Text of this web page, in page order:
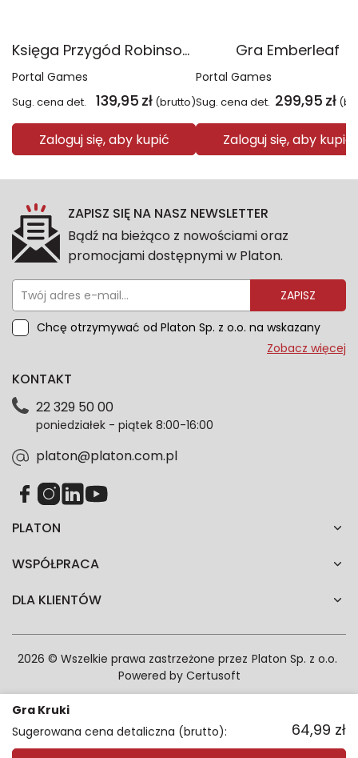
Księga Przygód Robinson Crusoe
Portal Games
Sug. cena det. 139,95 zł (brutto)
Zaloguj się, aby kupić
Gra Emberleaf
Portal Games
Sug. cena det. 299,95 zł
Zaloguj się, aby kupić
Gra Kruki
Sugerowana cena detaliczna (brutto):
64,99 zł
ZAPISZ SIĘ NA NASZ NEWSLETTER
Bądź na bieżąco z nowościami oraz
promocjami dostępnymi w Platon.
ZAPISZ
Chcę otrzymywać od Platon Sp. z o.o. na wskazany
przeze mnie adres e-mail informacje marketingowe
dotyczące danych osobowych znajdziesz w naszej
każdym czasie. Wycofanie zgody nie wpłynie na
zgodność z prawem przetwarzania dokonanego przed
Zobacz więcej
PLATON
WSPÓŁPRACA
DLA KLIENTÓW
KONTAKT
22 329 50 00
poniedziałek - piątek 8:00-16:00
platon@platon.com.pl
2026 © Wszelkie prawa zastrzeżone przez Platon Sp. z o.o.
Powered by Certusoft